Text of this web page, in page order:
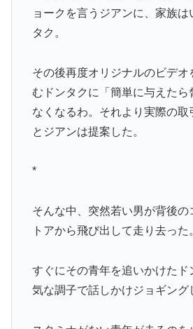
ョークを言うジアンに、家族
タク。
その後再度オリジナルのビデオ
むドンタクに「簡単に与えたら
なくなるわ。それより実際の取
とジアンは提案した。
*
そんな中、突然若い男が背後の
トアから飛び出して走り去った
すぐにその青年を追いかけたド
気な調子で話しかけジョギング